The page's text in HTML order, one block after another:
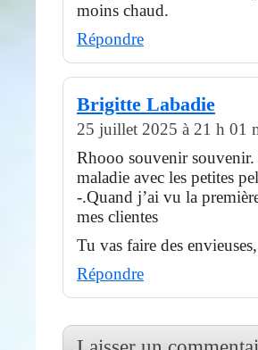
moins chaud.
Répondre
Brigitte Labadie
25 juillet 2025 à 21 h 01
Rhooo souvenir souvenir.
maladie avec les petites
-.Quand j’ai vu la
mes clientes
Tu vas faire des
Répondre